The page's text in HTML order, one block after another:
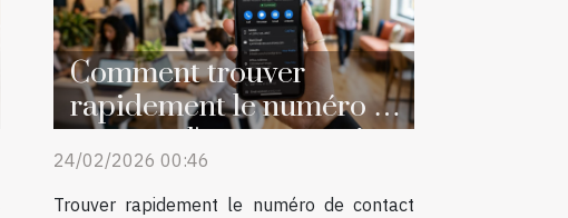
Comment trouver
rapidement le numéro de
contact d'une entreprise
?
24/02/2026 00:46
Trouver rapidement le numéro de contact